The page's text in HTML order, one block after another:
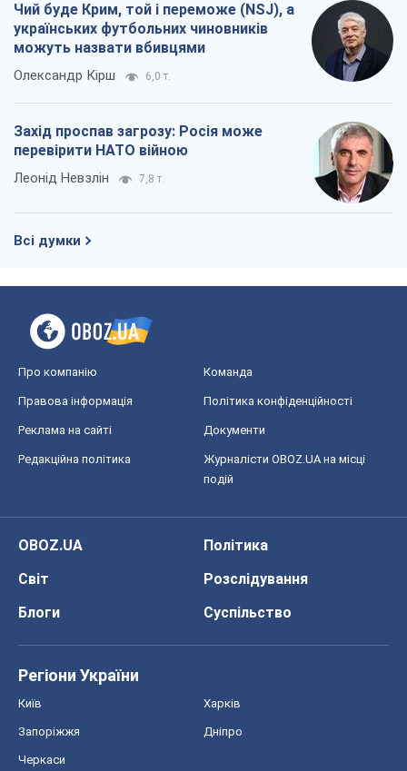
Чий буде Крим, той і переможе (NSJ), а
українських футбольних чиновників
можуть назвати вбивцями
Олександр Кірш 6,0 т.
Захід проспав загрозу: Росія може
перевірити НАТО війною
Леонід Невзлін 7,8 т.
Всі думки
Про компанію Команда
Правова інформація Політика конфіденційності
Реклама на сайті Документи
Редакційна політика
Журналісти OBOZ.UA на місці
подій
OBOZ.UA
Політика
Світ
Розслідування
Блоги
Суспільство
Регіони України
Київ Харків
Запоріжжя Дніпро
Черкаси